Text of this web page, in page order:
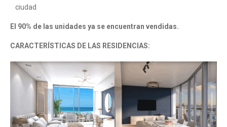
ciudad
El 90% de las unidades ya se encuentran vendidas.
CARACTERÍSTICAS DE LAS RESIDENCIAS: